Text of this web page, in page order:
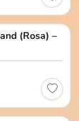
(Rosa) –